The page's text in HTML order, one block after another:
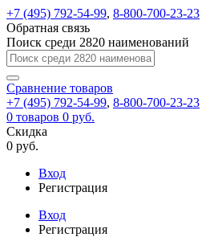
+7 (495) 792-54-99, 8-800-700-23-23
Обратная связь
Поиск среди 2820 наименований
Сравнение товаров
+7 (495) 792-54-99, 8-800-700-23-23
0 товаров 0 руб.
Скидка
0 руб.
Вход
Регистрация
Вход
Регистрация